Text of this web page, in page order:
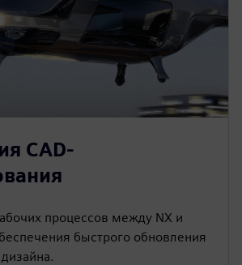
CAD-
процессов между NX и
быстрого обновления